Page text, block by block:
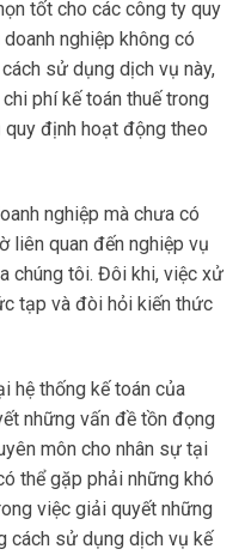
tốt cho các công ty quy
nghiệp không có
sử dụng dịch vụ này,
phí kế toán thuế trong
định hoạt động theo
nghiệp mà chưa có
liên quan đến nghiệp vụ
chúng tôi. Đôi khi, việc xử
tạp và đòi hỏi kiến thức
hệ thống kế toán của
những vấn đề tồn đọng
môn cho nhân sự tại
thể gặp phải những khó
việc giải quyết những
cách sử dụng dịch vụ kế